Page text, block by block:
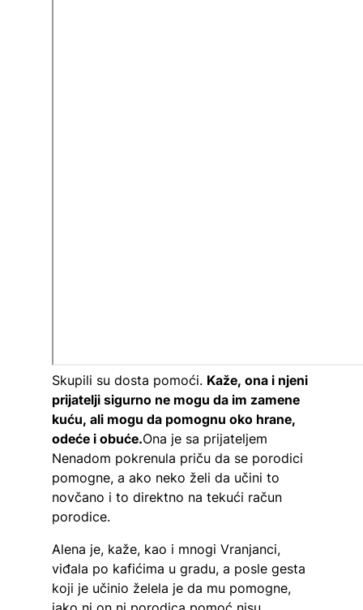
Skupili su dosta pomoći. Kaže, ona i njeni
prijatelji sigurno ne mogu da im zamene
kuću, ali mogu da pomognu oko hrane,
odeće i obuće.Ona je sa prijateljem
Nenadom pokrenula priču da se porodici
pomogne, a ako neko želi da učini to
novčano i to direktno na tekući račun
porodice.
Alena je, kaže, kao i mnogi Vranjanci,
viđala po kafićima u gradu, a posle gesta
koji je učinio želela je da mu pomogne,